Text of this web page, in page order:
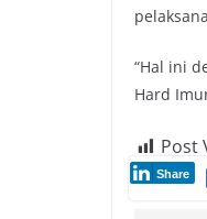
“Hal ini
Hard
Post
Share